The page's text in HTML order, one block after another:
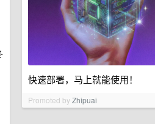
快速部署，马上就能使用！
Promoted byZhipuai